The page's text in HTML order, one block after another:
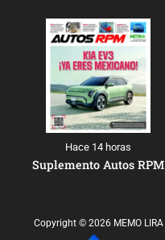
Hace 14 horas
Suplemento Autos RPM
Copyright © 2026 MEMO LIRA